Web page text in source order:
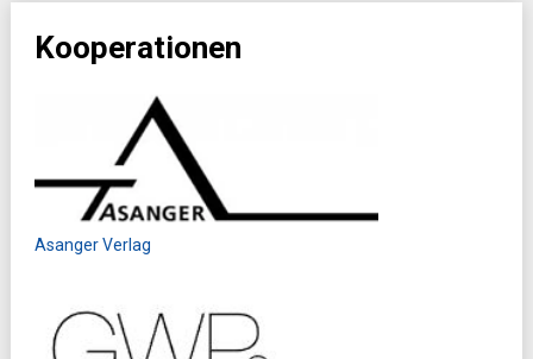
Kooperationen
Asanger Verlag